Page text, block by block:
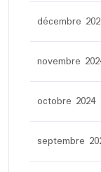
décembre
novembre
octobre 2024
septembre